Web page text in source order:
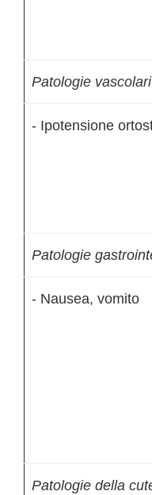
Patologie
- Ipotensione
Patologie
- Nausea, vomito
Patologie della